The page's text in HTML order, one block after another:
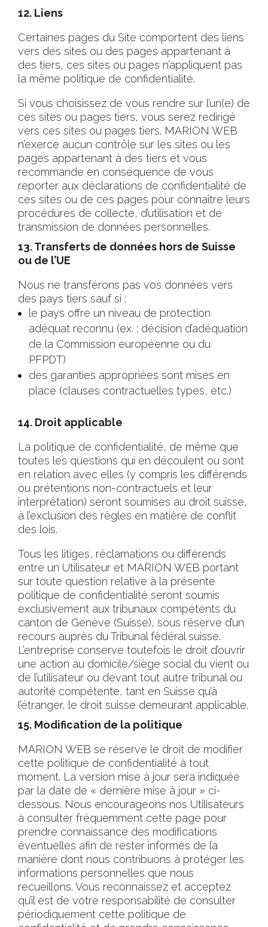
12. Liens
Certaines pages du Site comportent des liens
vers des sites ou des pages appartenant à
des tiers, ces sites ou pages n’appliquent pas
la même politique de confidentialité.
Si vous choisissez de vous rendre sur l’un(e) de
ces sites ou pages tiers, vous serez redirigé
vers ces sites ou pages tiers. MARION WEB
n’exerce aucun contrôle sur les sites ou les
pages appartenant à des tiers et vous
recommande en conséquence de vous
reporter aux déclarations de confidentialité de
ces sites ou de ces pages pour connaître leurs
procédures de collecte, d’utilisation et de
transmission de données personnelles.
13. Transferts de données hors de Suisse
ou de l’UE
Nous ne transférons pas vos données vers
des pays tiers sauf si :
le pays offre un niveau de protection
adéquat reconnu (ex. : décision d’adéquation
de la Commission européenne ou du
PFPDT)
des garanties appropriées sont mises en
place (clauses contractuelles types, etc.)
14. Droit applicable
La politique de confidentialité, de même que
toutes les questions qui en découlent ou sont
en relation avec elles (y compris les différends
ou prétentions non-contractuels et leur
interprétation) seront soumises au droit suisse,
à l’exclusion des règles en matière de conflit
des lois.
Tous les litiges, réclamations ou différends
entre un Utilisateur et MARION WEB portant
sur toute question relative à la présente
politique de confidentialité seront soumis
exclusivement aux tribunaux compétents du
canton de Genève (Suisse), sous réserve d’un
recours auprès du Tribunal fédéral suisse.
L’entreprise conserve toutefois le droit d’ouvrir
une action au domicile/siège social du vient ou
de l’utilisateur ou devant tout autre tribunal ou
autorité compétente, tant en Suisse qu’à
l’étranger, le droit suisse demeurant applicable.
15. Modification de la politique
MARION WEB se réserve le droit de modifier
cette politique de confidentialité à tout
moment. La version mise à jour sera indiquée
par la date de « dernière mise à jour » ci-
dessous. Nous encourageons nos Utilisateurs
à consulter fréquemment cette page pour
prendre connaissance des modifications
éventuelles afin de rester informés de la
manière dont nous contribuons à protéger les
informations personnelles que nous
recueillons. Vous reconnaissez et acceptez
qu’il est de votre responsabilité de consulter
périodiquement cette politique de